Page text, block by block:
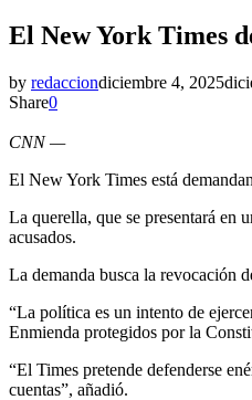
El New York Times
by redacciondiciembre 4, 2025
Share0
CNN—
El New York Times está
La querella, que se presentará en
acusados.
La demanda busca la revocación
“La política es un intento de
Enmienda protegidos por la
“El Times pretende defenderse
cuentas”, añadió.